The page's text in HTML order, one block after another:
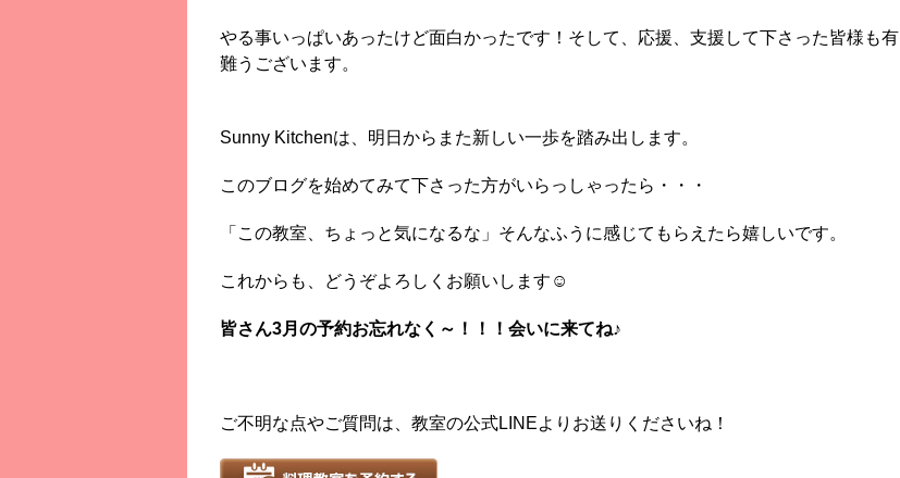
やる事いっぱいあったけど面白かったです！そして、応援、支援して下さった皆様も有
難うございます。
Sunny Kitchenは、明日からまた新しい一歩を踏み出します。
このブログを始めてみて下さった方がいらっしゃったら・・・
「この教室、ちょっと気になるな」そんなふうに感じてもらえたら嬉しいです。
これからも、どうぞよろしくお願いします☺️
皆さん3月の予約お忘れなく～！！！会いに来てね♪
ご不明な点やご質問は、教室の公式LINEよりお送りくださいね！